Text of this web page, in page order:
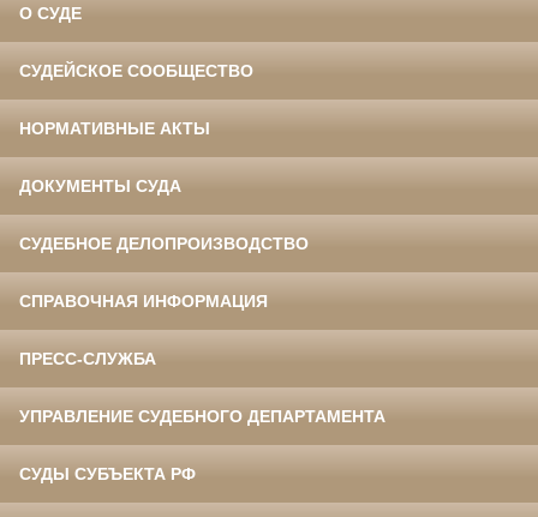
О СУДЕ
СУДЕЙСКОЕ СООБЩЕСТВО
НОРМАТИВНЫЕ АКТЫ
ДОКУМЕНТЫ СУДА
СУДЕБНОЕ ДЕЛОПРОИЗВОДСТВО
СПРАВОЧНАЯ ИНФОРМАЦИЯ
ПРЕСС-СЛУЖБА
УПРАВЛЕНИЕ СУДЕБНОГО ДЕПАРТАМЕНТА
СУДЫ СУБЪЕКТА РФ